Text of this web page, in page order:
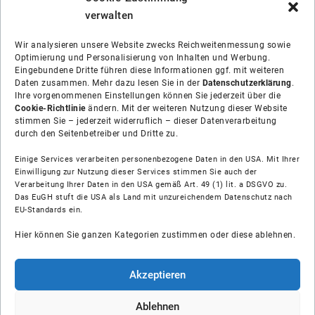
verwalten
Wir analysieren unsere Website zwecks Reichweitenmessung sowie
Optimierung und Personalisierung von Inhalten und Werbung.
Eingebundene Dritte führen diese Informationen ggf. mit weiteren
Daten zusammen. Mehr dazu lesen Sie in der Datenschutzerklärung.
Ihre vorgenommenen Einstellungen können Sie jederzeit über die
Cookie-Richtlinieändern. Mit der weiteren Nutzung dieser Website
stimmen Sie – jederzeit widerruflich – dieser Datenverarbeitung
durch den Seitenbetreiber und Dritte zu.
Einige Services verarbeiten personenbezogene Daten in den USA. Mit Ihrer
Einwilligung zur Nutzung dieser Services stimmen Sie auch der
Verarbeitung Ihrer Daten in den USA gemäß Art. 49 (1) lit. a DSGVO zu.
Das EuGH stuft die USA als Land mit unzureichendem Datenschutz nach
EU-Standards ein.
Hier können Sie ganzen Kategorien zustimmen oder diese ablehnen.
Akzeptieren
Ablehnen
Über uns
Soziale Medien